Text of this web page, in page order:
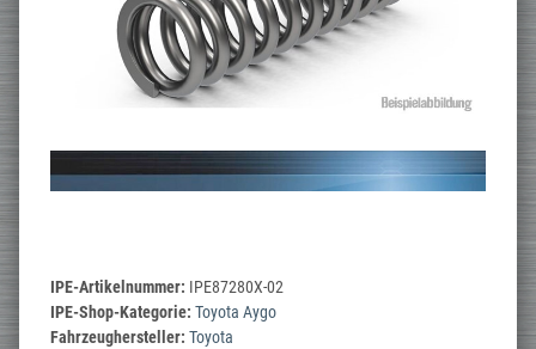
IPE-Artikelnummer: IPE87280X-02
IPE-Shop-Kategorie: Toyota Aygo
Fahrzeughersteller: Toyota